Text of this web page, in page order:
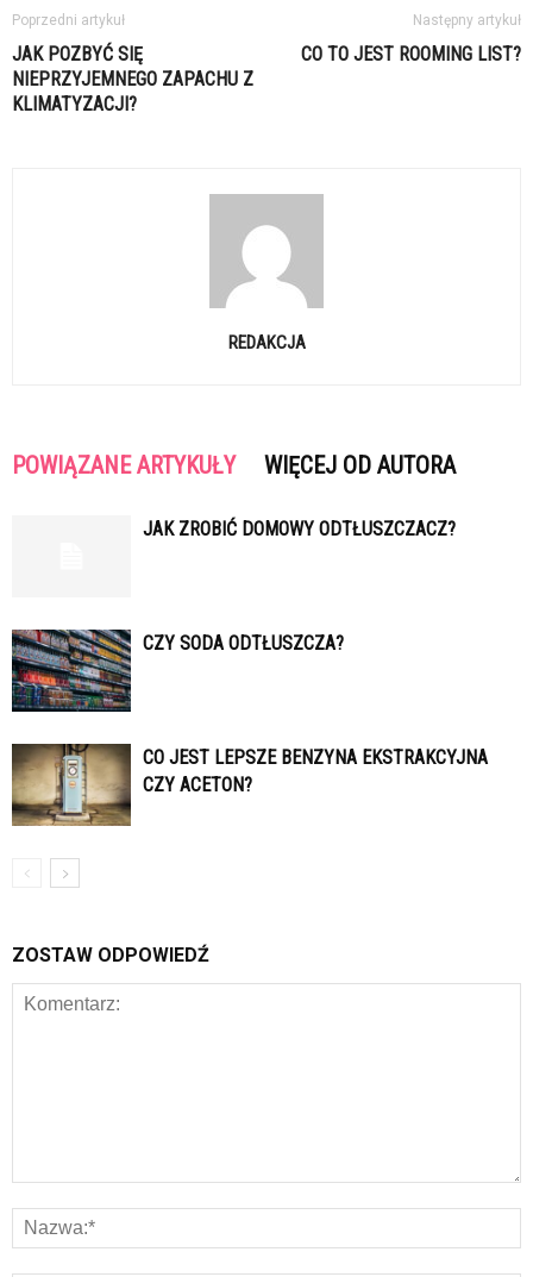
Poprzedni artykuł
JAK POZBYĆ SIĘ
NIEPRZYJEMNEGO ZAPACHU Z
KLIMATYZACJI?
Następny artykuł
CO TO JEST ROOMING LIST?
REDAKCJA
POWIĄZANE ARTYKUŁY WIĘCEJ OD AUTORA
JAK ZROBIĆ DOMOWY ODTŁUSZCZACZ?
CZY SODA ODTŁUSZCZA?
CO JEST LEPSZE BENZYNA EKSTRAKCYJNA
CZY ACETON?
ZOSTAW ODPOWIEDŹ